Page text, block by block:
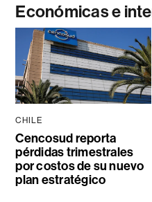
Económicas e
CHILE
Cencosud reporta
pérdidas trimestrales
por costos de su nuevo
plan estratégico